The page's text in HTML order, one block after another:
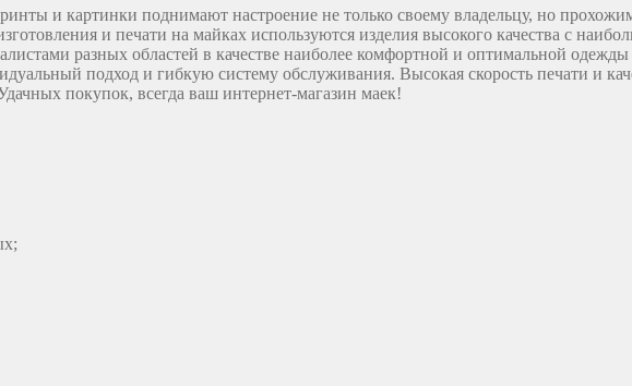
и картинки поднимают настроение не только своему владельцу, но
и печати на майках используются изделия высокого качества с
разных областей в качестве наиболее комфортной и оптимальной
подход и гибкую систему обслуживания. Высокая скорость печати и
покупок, всегда ваш интернет-магазин маек!